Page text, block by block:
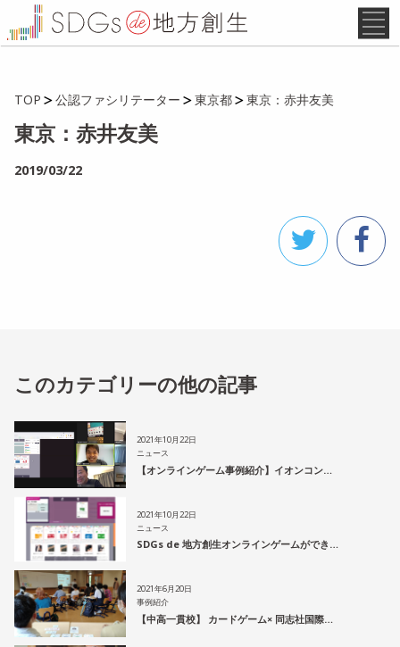
TOP 公認ファシリテーター 東京都 東京：赤井友美
東京：赤井友美
2019/03/22
このカテゴリーの他の記事
2021年10月22日
ニュース
【オンラインゲーム事例紹介】イオンコン…
2021年10月22日
ニュース
SDGs de 地方創生オンラインゲームができ…
2021年6月20日
事例紹介
【中高一貫校】 カードゲーム× 同志社国際…